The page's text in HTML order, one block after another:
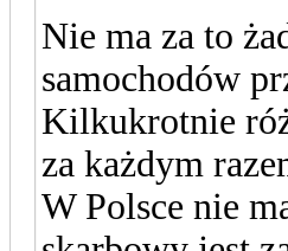
Nie ma za to
samochodów
Kilkukrotnie
za każdym
W Polsce nie